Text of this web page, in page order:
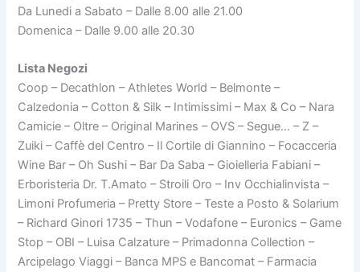
Da Lunedi a Sabato – Dalle 8.00 alle 21.00
Domenica – Dalle 9.00 alle 20.30
Lista Negozi
Coop – Decathlon – Athletes World – Belmonte –
Calzedonia – Cotton & Silk – Intimissimi – Max & Co – Nara
Camicie – Oltre – Original Marines – OVS – Segue… – Z –
Zuiki – Caffè del Centro – Il Cortile di Giannino – Focacceria
Wine Bar – Oh Sushi – Bar Da Saba – Gioielleria Fabiani –
Erboristeria Dr. T.Amato – Stroili Oro – Inv Occhialinvista –
Limoni Profumeria – Pretty Store – Teste a Posto & Solarium
– Richard Ginori 1735 – Thun – Vodafone – Euronics – Game
Stop – OBI – Luisa Calzature – Primadonna Collection –
Arcipelago Viaggi – Banca MPS e Bancomat – Farmacia